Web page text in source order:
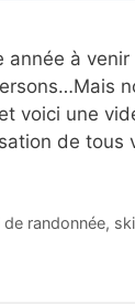
à
voici une
de tous
de randonnée,